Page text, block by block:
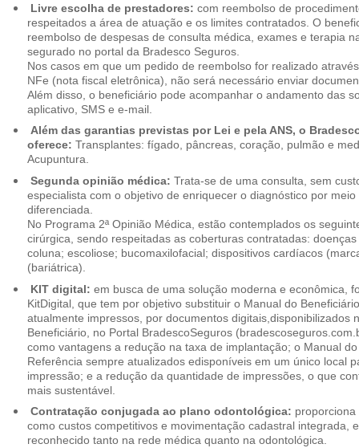
Livre escolha de prestadores: com reembolso de
respeitados a área de atuação e os limites contratados. O
reembolso de despesas de consulta médica, exames e terapia
segurado no portal da Bradesco Seguros.
Nos casos em que um pedido de reembolso for realizado
NFe (nota fiscal eletrônica), não será necessário enviar
Além disso, o beneficiário pode acompanhar o andamento das
aplicativo, SMS e e-mail.
Além das garantias previstas por Lei e pela ANS, o
oferece: Transplantes: fígado, pâncreas, coração, pulmão e
Acupuntura.
Segunda opinião médica: Trata-se de uma consulta, sem
especialista com o objetivo de enriquecer o diagnóstico por
diferenciada.
No Programa 2ª Opinião Médica, estão contemplados os
cirúrgica, sendo respeitadas as coberturas contratadas:
coluna; escoliose; bucomaxilofacial; dispositivos cardíacos
(bariátrica).
KIT digital: em busca de uma solução moderna e econômica,
KitDigital, que tem por objetivo substituir o Manual do
atualmente impressos, por documentos digitais,disponibilizados
Beneficiário, no Portal BradescoSeguros
como vantagens a redução na taxa de implantação; o Manual
Referência sempre atualizados edisponíveis em um único local
impressão; e a redução da quantidade de impressões, o que
mais sustentável.
Contratação conjugada ao plano odontológica:
como custos competitivos e movimentação cadastral integrada,
reconhecido tanto na rede médica quanto na odontológica.